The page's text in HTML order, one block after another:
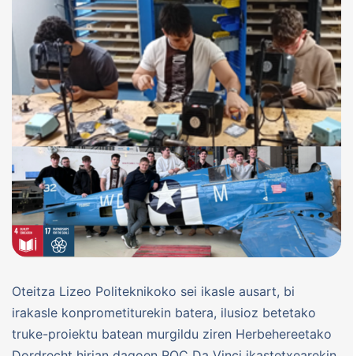
Oteitza Lizeo Politeknikoko sei ikasle ausart, bi
irakasle konprometiturekin batera, ilusioz betetako
truke-proiektu batean murgildu ziren Herbehereetako